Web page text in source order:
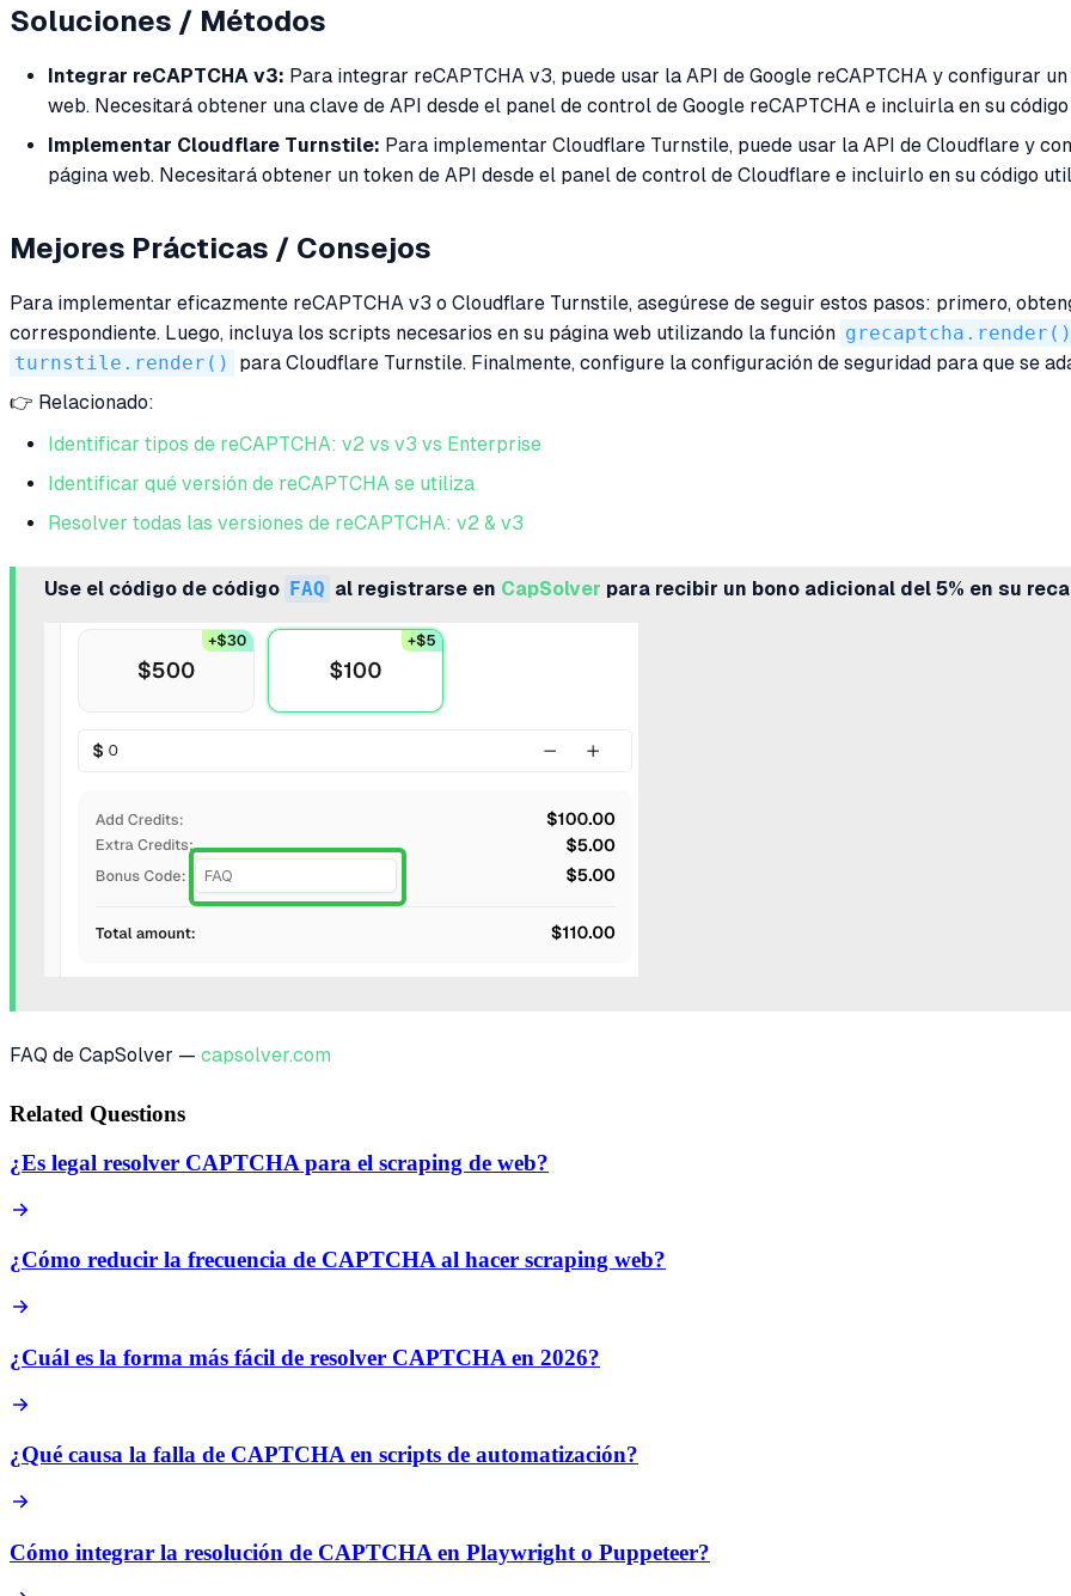
Soluciones / Métodos
Integrar reCAPTCHA v3: Para integrar reCAPTCHA v3, puede usar la API de Google reCAPTCHA y configurar
web. Necesitará obtener una clave de API desde el panel de control de Google reCAPTCHA e incluirla en su
Implementar Cloudflare Turnstile: Para implementar Cloudflare Turnstile, puede usar la API de Cloudflare y
página web. Necesitará obtener un token de API desde el panel de control de Cloudflare e incluirlo en su código
Mejores Prácticas / Consejos
Para implementar eficazmente reCAPTCHA v3 o Cloudflare Turnstile, asegúrese de seguir estos pasos: primero,
correspondiente. Luego, incluya los scripts necesarios en su página web utilizando la función grecaptcha.render()
turnstile.render()
para Cloudflare Turnstile. Finalmente, configure la configuración de seguridad para que se
👉 Relacionado:
Identificar tipos de reCAPTCHA: v2 vs v3 vs Enterprise
Identificar qué versión de reCAPTCHA se utiliza
Resolver todas las versiones de reCAPTCHA: v2 & v3
Use el código de código FAQ al registrarse en CapSolver para recibir un bono adicional del 5% en su
FAQ de CapSolver — capsolver.com
Related Questions
¿Es legal resolver CAPTCHA para el scraping de web?
¿Cómo reducir la frecuencia de CAPTCHA al hacer scraping web?
¿Cuál es la forma más fácil de resolver CAPTCHA en 2026?
¿Qué causa la falla de CAPTCHA en scripts de automatización?
Cómo integrar la resolución de CAPTCHA en Playwright o Puppeteer?